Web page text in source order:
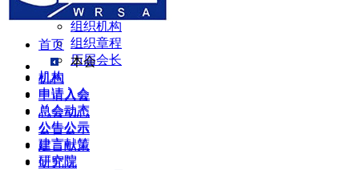
理事会
组织机构
组织章程
历届会长
机构
申请入会
总会动态
公告公示
建言献策
研究院
首页
本会
机构
申请入会
总会动态
公告公示
建言献策
研究院